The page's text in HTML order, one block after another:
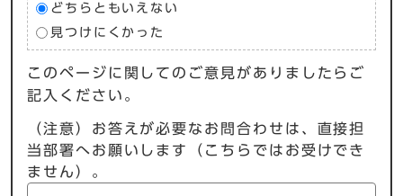
どちらともいえない
見つけにくかった
このページに関してのご意見がありましたらご
記入ください。
（注意）お答えが必要なお問合わせは、直接担
当部署へお願いします（こちらではお受けでき
ません）。